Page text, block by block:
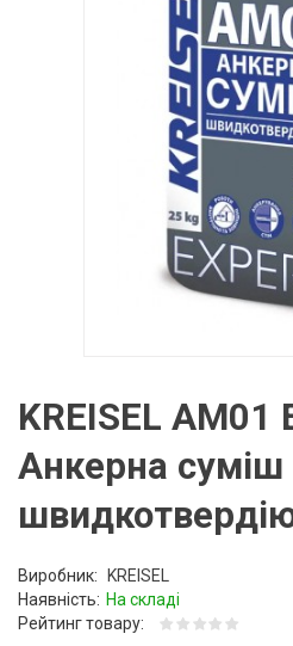
KREISEL AM01
Анкерна суміш
Виробник:
KREISEL
Наявність: На складі
Рейтинг товару: